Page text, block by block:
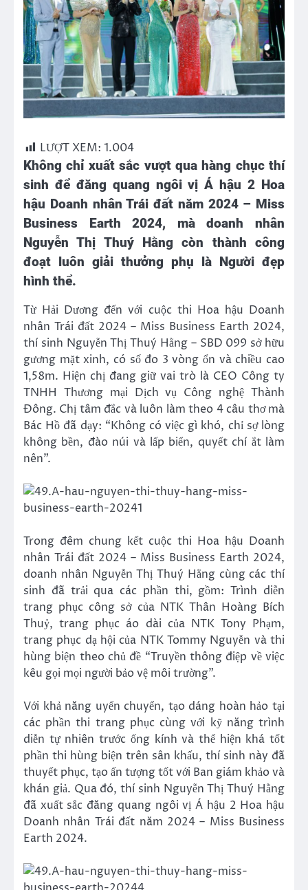
LƯỢT XEM: 1.004
Không chỉ xuất sắc vượt qua hàng chục thí
sinh để đăng quang ngôi vị Á hậu 2 Hoa
hậu Doanh nhân Trái đất năm 2024 – Miss
Business Earth 2024, mà doanh nhân
Nguyễn Thị Thuý Hằng còn thành công
đoạt luôn giải thưởng phụ là Người đẹp
hình thể.
Từ Hải Dương đến với cuộc thi Hoa hậu Doanh
nhân Trái đất 2024 – Miss Business Earth 2024,
thí sinh Nguyễn Thị Thuý Hằng – SBD 099 sở hữu
gương mặt xinh, có số đo 3 vòng ổn và chiều cao
1,58m. Hiện chị đang giữ vai trò là CEO Công ty
TNHH Thương mại Dịch vụ Công nghệ Thành
Đông. Chị tâm đắc và luôn làm theo 4 câu thơ mà
Bác Hồ đã dạy: “Không có việc gì khó, chỉ sợ lòng
không bền, đào núi và lấp biển, quyết chí ắt làm
nên”.
Trong đêm chung kết cuộc thi Hoa hậu Doanh
nhân Trái đất 2024 – Miss Business Earth 2024,
doanh nhân Nguyễn Thị Thuý Hằng cùng các thí
sinh đã trải qua các phần thi, gồm: Trình diễn
trang phục công sở của NTK Thân Hoàng Bích
Thuỷ, trang phục áo dài của NTK Tony Phạm,
trang phục dạ hội của NTK Tommy Nguyễn và thi
hùng biện theo chủ đề “Truyền thông điệp về việc
kêu gọi mọi người bảo vệ môi trường”.
Với khả năng uyển chuyển, tạo dáng hoàn hảo tại
các phần thi trang phục cùng với kỹ năng trình
diễn tự nhiên trước ống kính và thể hiện khá tốt
phần thi hùng biện trên sân khấu, thí sinh này đã
thuyết phục, tạo ấn tượng tốt với Ban giám khảo và
khán giả. Qua đó, thí sinh Nguyễn Thị Thuý Hằng
đã xuất sắc đăng quang ngôi vị Á hậu 2 Hoa hậu
Doanh nhân Trái đất năm 2024 – Miss Business
Earth 2024.